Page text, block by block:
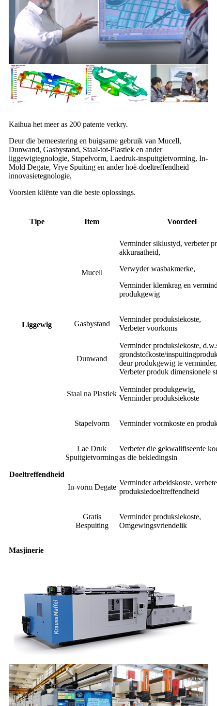
Kaihua het meer as 200 patente verkry.
Deur die bemeestering en buigsame gebruik van Mucell,
Dunwand, Gasbystand, Staal-tot-Plastiek en ander
liggewigtegnologie, Stapelvorm, Laedruk-inspuitgietvorming, In-
Mold Degate, Vrye Spuiting en ander hoë-doeltreffendheid
innovasietegnologie,
Voorsien kliënte van die beste oplossings.
Tipe Item Voordeel
Liggewig
Mucell
Verminder siklustyd, verbeter
akkuraatheid,
Verwyder wasbakmerke,
Verminder klemkrag en
produkgewig
Gasbystand
Verminder produksiekoste,
Verbeter voorkoms
Dunwand
Verminder produksiekoste,
grondstofkoste/
deur produkgewig te verminder,
Verbeter produk dimensionele
Staal na Plastiek
Verminder produkgewig,
Verminder produksiekoste
Doeltreffendheid
Stapelvorm Verminder vormkoste en
Lae Druk
Spuitgietvorming
Verbeter die gekwalifiseerde
as die bekledingsin
In-vorm Degate
Verminder arbeidskoste,
produksiedoeltreffendheid
Gratis
Bespuiting
Verminder produksiekoste,
Omgewingsvriendelik
Masjinerie